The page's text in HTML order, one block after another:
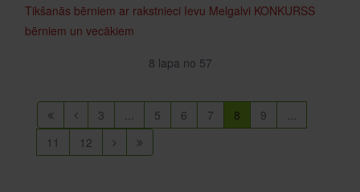
Tikšanās bērniem ar rakstnieci Ievu Melgalvi KONKURSS
bērniem un vecākiem
8 lapa no 57
3 ... 5 6 7 8 9
...
11
12